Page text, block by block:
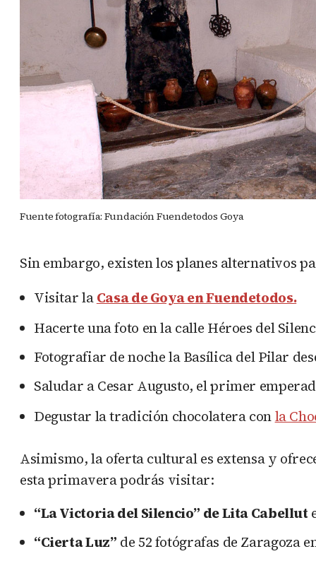
Fuente fotografía: Fundación Fuendetodos Goya
Sin embargo, existen los planes alternativos
Visitar laCasa de Goya en Fuendetodos.
Hacerte una foto en la calle Héroes del
Fotografiar de noche la Basílica del Pilar
Saludar a Cesar Augusto, el primer
Degustar la tradición chocolatera conla
Asimismo, la oferta cultural es extensa y
esta primavera podrás visitar:
“La Victoria del Silencio” de Lita Cabellut
“Cierta Luz” de 52 fotógrafas de Zaragoza